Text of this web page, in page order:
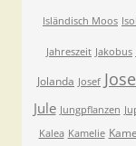
Isländisch Moos
Jahreszeit Jakobus
Jolanda Josef
Jule Jungpflanzen
Kalea Kamelie